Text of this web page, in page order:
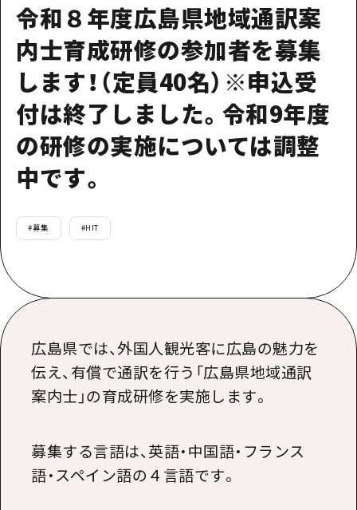
令和８年度広島県地域通訳案
内士育成研修の参加者を募集
します！（定員40名）※申込受
付は終了しました。令和9年度
の研修の実施については調整
中です。
#募集 #HIT
広島県では、外国人観光客に広島の魅力を
伝え、有償で通訳を行う「広島県地域通訳
案内士」の育成研修を実施します。
募集する言語は、英語・中国語・フランス
語・スペイン語の４言語です。